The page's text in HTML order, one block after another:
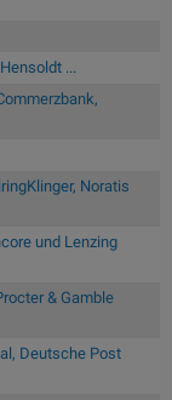
...
Noratis
und Lenzing
& Gamble
Deutsche Post